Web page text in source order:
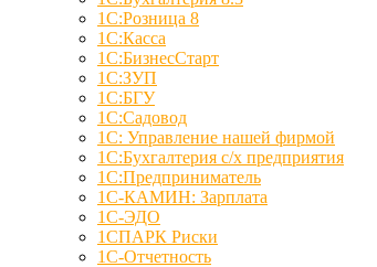
1С:Розница 8
1С:Касса
1С:БизнесСтарт
1С:ЗУП
1С:БГУ
1С:Садовод
1С: Управление нашей фирмой
1С:Бухгалтерия с/х предприятия
1С:Предприниматель
1С-КАМИН: Зарплата
1С-ЭДО
1СПАРК Риски
1С-Отчетность